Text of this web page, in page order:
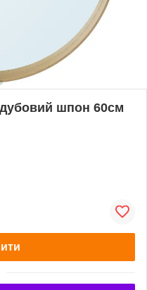
шпон 60см